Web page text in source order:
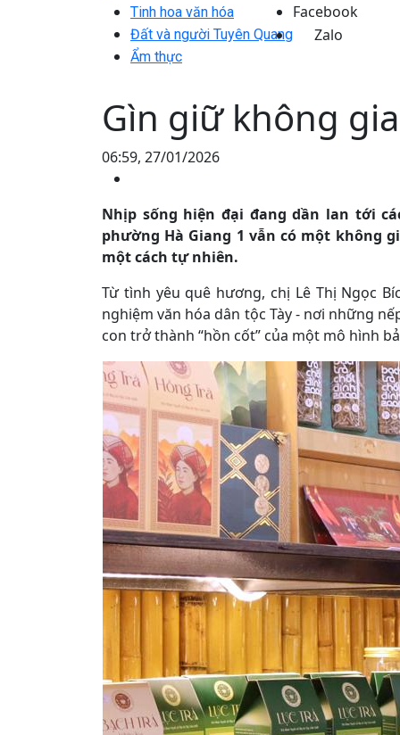
Tinh hoa văn hóa
Đất và người Tuyên Quang
Ẩm thực
Facebook
Zalo
Gìn giữ không
06:59, 27/01/2026
Nhịp sống hiện đại đang dần lan tới
phường Hà Giang 1 vẫn có một không
một cách tự nhiên.
Từ tình yêu quê hương, chị Lê Thị Ngọc
nghiệm văn hóa dân tộc Tày - nơi những
con trở thành “hồn cốt” của một mô hình